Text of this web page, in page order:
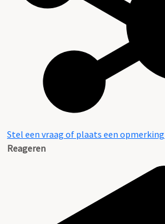
Stel een vraag of plaats een
Reageren